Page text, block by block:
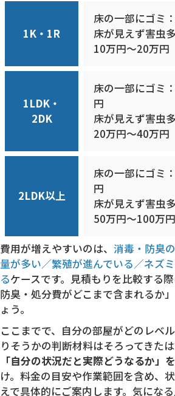
1K・1R
床の一部にゴミ
床が見えず害虫
10万円〜20万円
1LDK・
2DK
床の一部にゴミ
円
床が見えず害虫
20万円〜40万円
2LDK以上
床の一部にゴミ
円
床が見えず害虫
50万円〜100万円
費用が増えやすいのは、 消毒・防臭
量が多い／繁殖が進んでいる／ネズ
るケースです。見積もりを比較する
防臭・処分費がどこまで含まれるか
ょう。
ここまでで、自分の部屋がどのレベ
りそうかの判断材料はそろってきた
「自分の状況だと実際どうなるか」
け。料金の目安や作業範囲を含め、
えで具体的にご案内します。気にな